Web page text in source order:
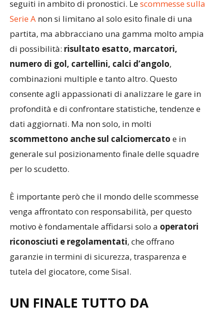
continua a essere anche uno dei campionati più
seguiti in ambito di pronostici. Lescommesse sulla
Serie Anon si limitano al solo esito finale di una
partita, ma abbracciano una gamma molto ampia
di possibilità:risultato esatto, marcatori,
numero di gol, cartellini, calci d’angolo,
combinazioni multiple e tanto altro. Questo
consente agli appassionati di analizzare le gare in
profondità e di confrontare statistiche, tendenze e
dati aggiornati. Ma non solo, in molti
scommettono anche sul calciomercatoe in
generale sul posizionamento finale delle squadre
È importante però che il mondo delle scommesse
venga affrontato con responsabilità, per questo
motivo è fondamentale affidarsi solo aoperatori
riconosciuti e regolamentati, che offrano
garanzie in termini di sicurezza, trasparenza e